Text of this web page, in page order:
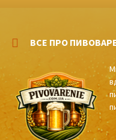
ВСЕ ПРО